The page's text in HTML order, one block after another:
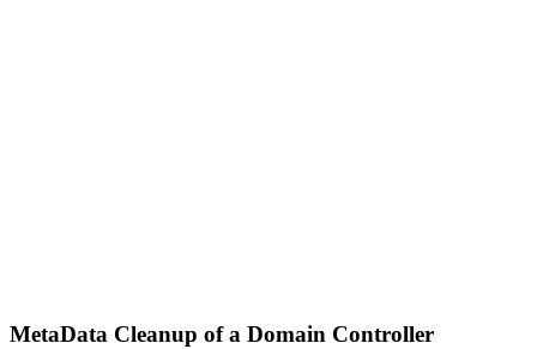
MetaData Cleanup of a Domain Controller